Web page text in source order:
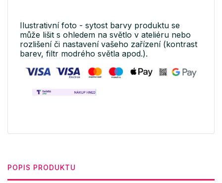
Ilustrativní foto - sytost barvy produktu se
může lišit s ohledem na světlo v ateliéru nebo
rozlišení či nastavení vašeho zařízení (kontrast
barev, filtr modrého světla apod.).
POPIS PRODUKTU